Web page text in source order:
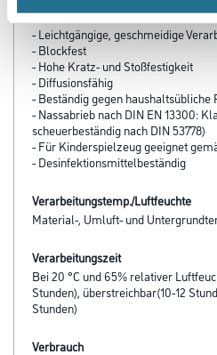
- Geruchsarm
- Leichtgängige, geschmeidige
- Blockfest
- Hohe Kratz- und Stoßfestigkeit
- Diffusionsfähig
- Beständig gegen haushaltsübliche
- Nassabrieb nach DIN EN 13300:
scheuerbeständig nach DIN 53778)
- Für Kinderspielzeug geeignet
- Desinfektionsmittelbeständig
Verarbeitungstemp./Luftfeuchte
Material-, Umluft- und
Verarbeitungszeit
Bei 20 °C und 65% relativer
Stunden), überstreichbar(10-12
Stunden)
Verbrauch